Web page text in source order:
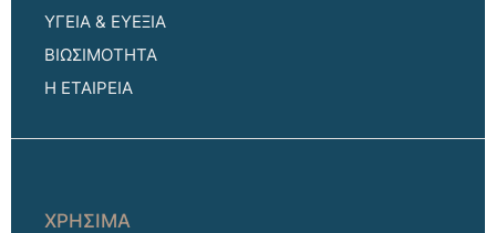
ΥΓΕΙΑ & ΕΥΕΞΙΑ
ΒΙΩΣΙΜΟΤΗΤΑ
Η ΕΤΑΙΡΕΙΑ
ΧΡΗΣΙΜΑ